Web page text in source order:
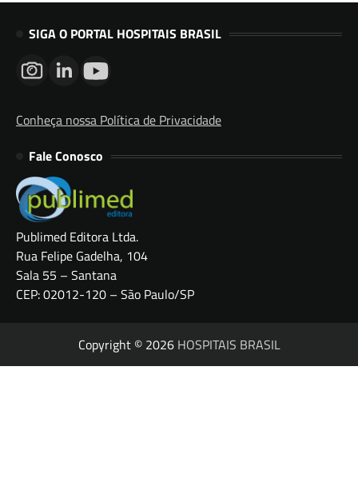
SIGA O PORTAL HOSPITAIS BRASIL
Conheça nossa Política de Privacidade
Fale Conosco
Publimed Editora Ltda.
Rua Felipe Gadelha, 104
Sala 55 – Santana
CEP: 02012-120 – São Paulo/SP
Copyright © 2026 HOSPITAIS BRASIL